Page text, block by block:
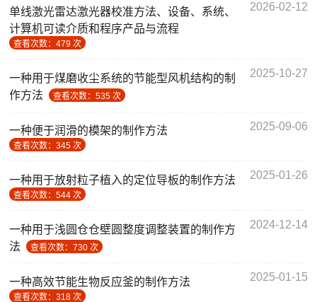
单线激光雷达激光器校准方法、设备、系统、
计算机可读介质和程序产品与流程
查看次数：479 次
2026-02-12
一种用于煤磨收尘系统的节能型风机结构的制
作方法
查看次数：535 次
2025-10-27
一种便于润滑的模架的制作方法
查看次数：345 次
2025-09-06
一种用于放射粒子植入的定位导板的制作方法
查看次数：544 次
2025-01-26
一种用于浅圆仓仓壁圆整度调整装置的制作方
法
查看次数：730 次
2024-12-14
一种高效节能生物反应釜的制作方法
查看次数：318 次
2025-01-15